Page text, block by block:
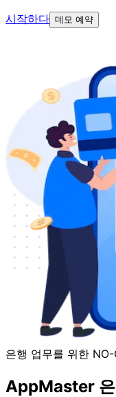
시작하다 데모 예약
은행 업무를 위한 NO-
AppMaster